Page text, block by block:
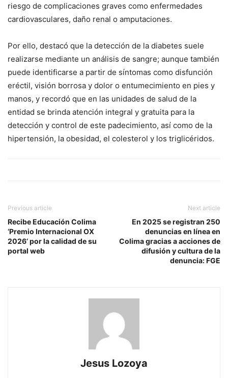
riesgo de complicaciones graves como enfermedades
cardiovasculares, daño renal o amputaciones.
Por ello, destacó que la detección de la diabetes suele
realizarse mediante un análisis de sangre; aunque también
puede identificarse a partir de síntomas como disfunción
eréctil, visión borrosa y dolor o entumecimiento en pies y
manos, y recordó que en las unidades de salud de la
entidad se brinda atención integral y gratuita para la
detección y control de este padecimiento, así como de la
hipertensión, la obesidad, el colesterol y los triglicéridos.
Previous article
Recibe Educación Colima
‘Premio Internacional OX
2026’ por la calidad de su
portal web
Next article
En 2025 se registran 250
denuncias en línea en
Colima gracias a acciones de
difusión y cultura de la
denuncia: FGE
Jesus Lozoya